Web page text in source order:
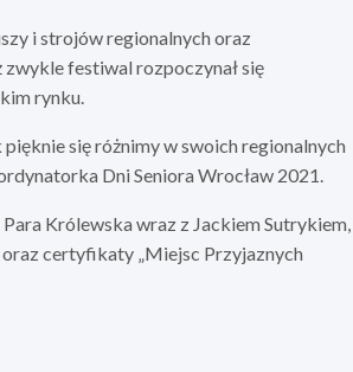
i strojów regionalnych oraz
zwykle festiwal rozpoczynał się
rynku.
się różnimy w swoich regionalnych
Dni Seniora Wrocław 2021.
Królewska wraz z Jackiem Sutrykiem,
oraz certyfikaty „Miejsc Przyjaznych